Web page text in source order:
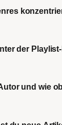
der
und wie